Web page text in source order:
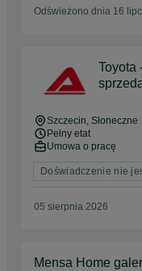
Odświeżono dnia 16
Toyota
Szczecin, Słoneczne
Pełny etat
Umowa o pracę
Doświadczenie nie
05 sierpnia 2026
Mensa Home